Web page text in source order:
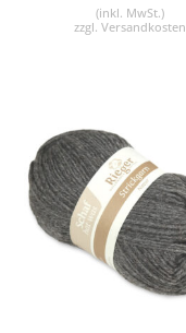
(inkl. MwSt.)
zzgl. Versandkosten